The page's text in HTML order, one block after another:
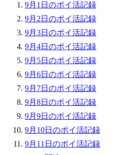
9月1日のポイ活記録
9月2日のポイ活記録
9月3日のポイ活記録
9月4日のポイ活記録
9月5日のポイ活記録
9月6日のポイ活記録
9月7日のポイ活記録
9月8日のポイ活記録
9月9日のポイ活記録
9月10日のポイ活記録
9月11日のポイ活記録